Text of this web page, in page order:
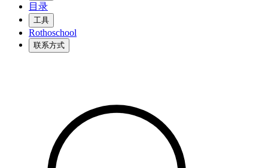
目录
工具
Rothoschool
联系方式